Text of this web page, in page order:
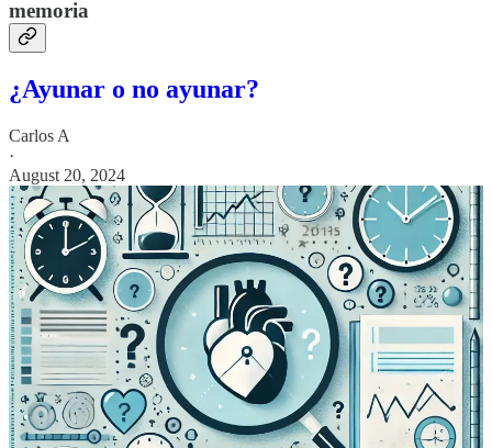
memoria
¿Ayunar o no ayunar?
Carlos A
·
August 20, 2024